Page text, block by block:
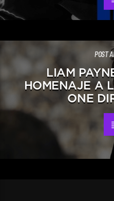
POST
LIAM
HOMENAJE A
ONE